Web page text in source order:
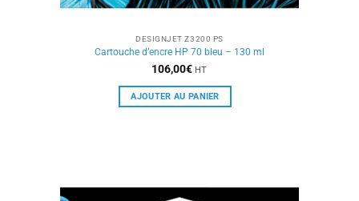
DESIGNJET Z3200 PS
Cartouche d’encre HP 70 bleu – 130 ml
106,00€ HT
AJOUTER AU PANIER